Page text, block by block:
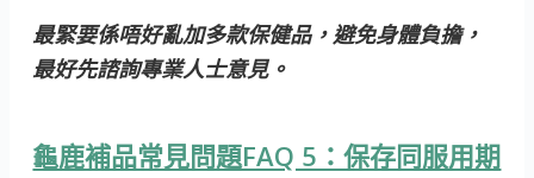
最緊要係唔好亂加多款保健品，避免身體負擔，
最好先諮詢專業人士意見。
龜鹿補品常見問題FAQ 5：保存同服用期